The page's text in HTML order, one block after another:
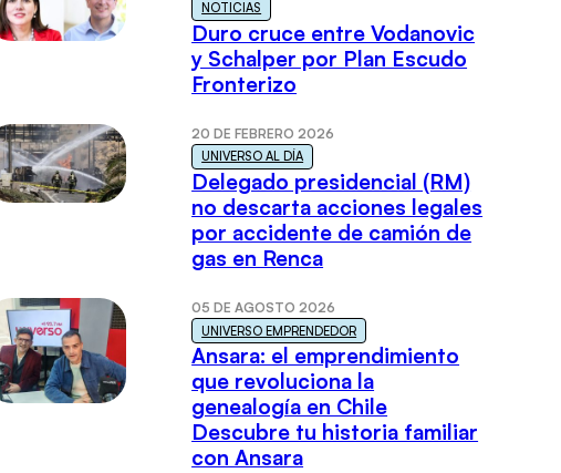
NOTICIAS
Duro cruce entre Vodanovic
y Schalper por Plan Escudo
Fronterizo
20 DE FEBRERO 2026
UNIVERSO AL DÍA
Delegado presidencial (RM)
no descarta acciones legales
por accidente de camión de
gas en Renca
05 DE AGOSTO 2026
UNIVERSO EMPRENDEDOR
Ansara: el emprendimiento
que revoluciona la
genealogía en Chile
Descubre tu historia familiar
con Ansara